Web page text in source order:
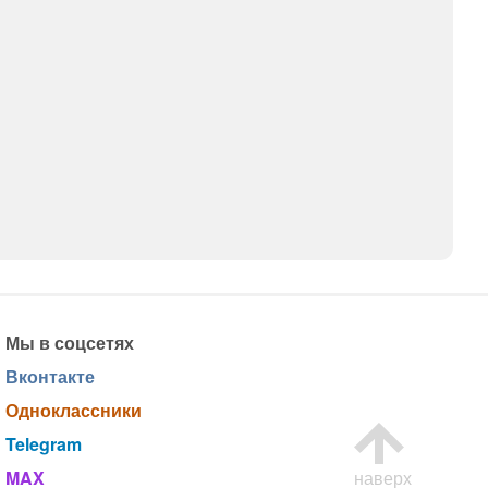
наверх
Мы в соцсетях
Вконтакте
Одноклассники
Telegram
MAX